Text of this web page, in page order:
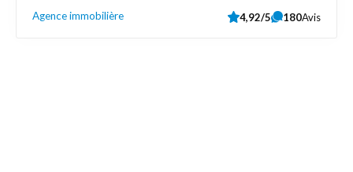
Agence immobilière 4,92/5 180Avis